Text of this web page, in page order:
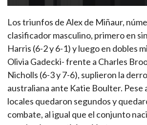
Los triunfos de Alex de Miñaur,
clasificador masculino, primero en
Harris (6-2 y 6-1) y luego en dobles
Olivia Gadecki- frente a Charles
Nicholls (6-3 y 7-6), suplieron la
australiana ante Katie Boulter. Pese
locales quedaron segundos y
combate, al igual que el conjunto